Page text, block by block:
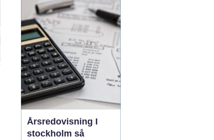
slutresultatet, både när
det gäller utseende och
livslängd. Många
yrkesmålare och
avancerade gör-det-
självare06 augusti 2026
Årsredovisning I
stockholm så